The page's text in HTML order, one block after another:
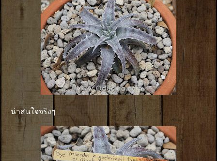
น่าสนใจจริงๆ